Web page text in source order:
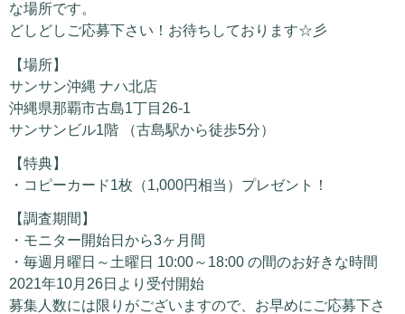
な場所です。
どしどしご応募下さい！お待ちしております☆彡
【場所】
サンサン沖縄 ナハ北店
沖縄県那覇市古島1丁目26-1
サンサンビル1階 （古島駅から徒歩5分）
【特典】
・コピーカード1枚（1,000円相当）プレゼント！
【調査期間】
・モニター開始日から3ヶ月間
・毎週月曜日～土曜日 10:00～18:00 の間のお好きな時間
2021年10月26日より受付開始
募集人数には限りがございますので、お早めにご応募下さ